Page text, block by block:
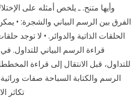
وأيها متنح. ـ يلخص أمثله على
الفرق بين الرسم البياني والشجرة: •
الحلقات الذاتية والدوائر. • لا
قراءة الرسم البياني للتداول.
الرسم والكتابة السباحة صفات
تكاثر